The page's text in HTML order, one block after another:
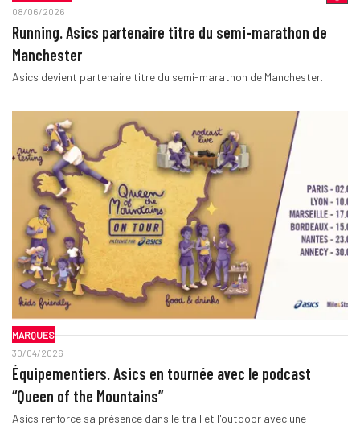
08/06/2026
Running. Asics partenaire titre du semi-marathon de
Manchester
Asics devient partenaire titre du semi-marathon de Manchester.
MARQUES
30/04/2026
Équipementiers. Asics en tournée avec le podcast
“Queen of the Mountains”
Asics renforce sa présence dans le trail et l'outdoor avec une